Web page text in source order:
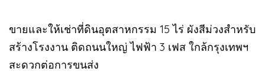
ขายและให้เช่าที่ดินอุตสาหกรรม 15 ไร่ ผังสีม่วงสำหรับ
สร้างโรงงาน ติดถนนใหญ่ ไฟฟ้า 3 เฟส ใกล้กรุงเทพฯ
สะดวกต่อการขนส่ง